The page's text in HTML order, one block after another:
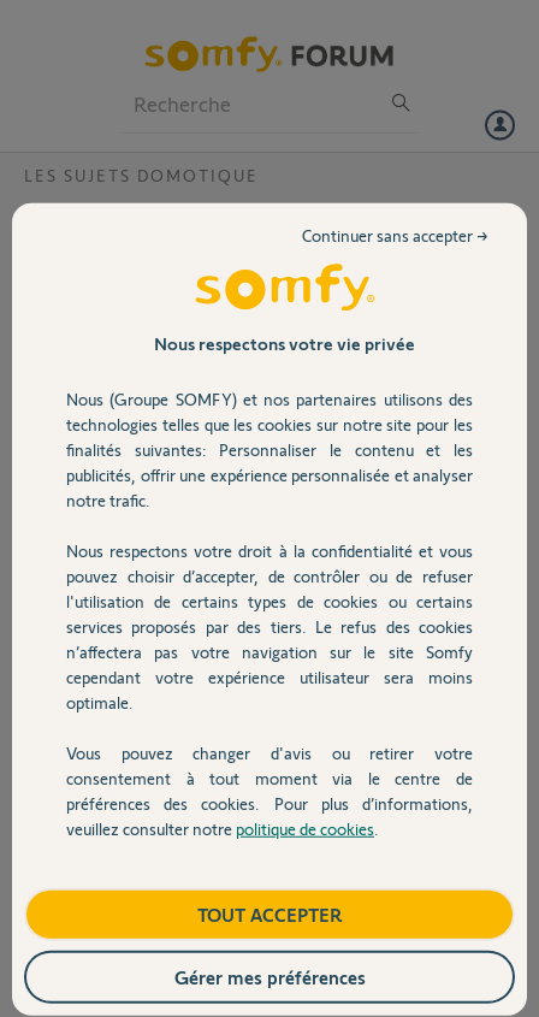
Volet
Sécurité
Domotique
Chauffage
Autres produits
Devis avec un pro
Contact
LES SUJETS DOMOTIQUE
Commander un scénario Tahoma avec une
Est-ce possible de commander un scénario de la box Tahoma avec
une télécommande. Si oui avec quel type de télécommande et quelle
Merci d'avance.
Nicolas
Merci,
Nicolas N.
il y a plus de 3 ans
Participer au fil de discussion
Réponses
bonjour,
regardez ce lien, et il y'a une vidéo de démonstration avec.
https://boutique.somfy.fr/lanceur-de-scenarios.html
il y a plus de 3 ans
Nous respectons votre vie privée
Nous (Groupe SOMFY) et nos partenaires utilisons des
technologies telles que les cookies sur notre site pour les
finalités suivantes: Personnaliser le contenu et les
publicités, offrir une expérience personnalisée et analyser
notre trafic.
Nous respectons votre droit à la confidentialité et vous
pouvez choisir d’accepter, de contrôler ou de refuser
l'utilisation de certains types de cookies ou certains
services proposés par des tiers. Le refus des cookies
n’affectera pas votre navigation sur le site Somfy
cependant votre expérience utilisateur sera moins
optimale.
Vous pouvez changer d'avis ou retirer votre
consentement à tout moment via le centre de
préférences des cookies. Pour plus d’informations,
veuillez consulter notre politique de cookies
Continuer sans accepter →
TOUT ACCEPTER
Gérer mes préférences